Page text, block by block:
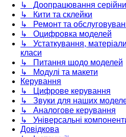
↳ Доопрацювання
↳ Кити та склейки
↳ Ремонт та
↳ Оцифровка моделей
↳ Устаткування,
класи
↳ Питання щодо моделей
↳ Модулі та макети
Керування
↳ Цифрове керування
↳ Звуки для наших
↳ Аналогове керування
↳ Універсальні
Довідкова